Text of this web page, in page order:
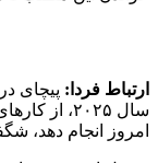
ارتباط فردا: پیچای
سال ۲۰۲۵،
امروز انجام دهد،